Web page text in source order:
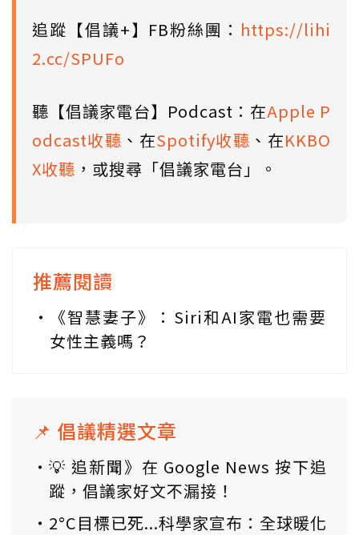
追蹤【倡議+】FB粉絲團： https://lihi
2.cc/SPUFo
聽【倡議家電台】Podcast：在Apple P
odcast收聽 、在Spotify收聽 、在KKBO
X收聽 ，或搜尋「倡議家電台」。
推薦閱讀
《智慧妻子》：Siri和AI家電也需要
女性主義嗎？
📌 倡議精選文章
💡 追新聞》在 Google News 按下追
蹤，倡議家好文不漏接！
2°C目標已死...科學家宣布：全球暖化